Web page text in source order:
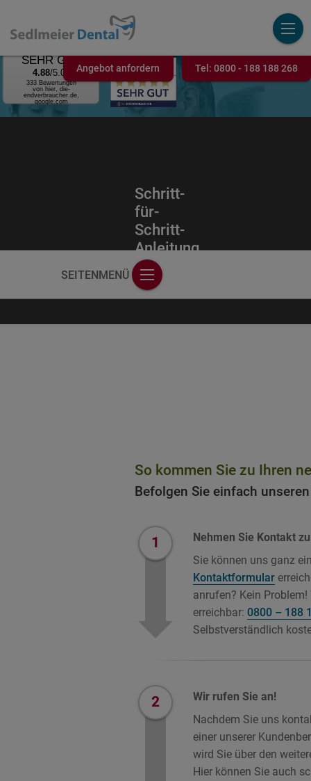
Angebot anfordern Tel: 0800 - 188 188 268
Schritt-
für-
Schritt-
Anleitung
Kundenbewertung
SEHR GUT
4.88/5.00
333 Bewertungen
von hier, die-
endverbraucher.de,
google.com
So kommen Sie zu Ihren
Befolgen Sie einfach
1
Nehmen Sie Kontakt
Sie können uns ganz
Kontaktformular
anrufen? Kein
erreichbar: 0800 – 188
Selbstverständlich
2
Wir rufen Sie an!
Nachdem Sie uns
einer unserer
wird Sie über den
Hier können Sie auch
SEITENMENÜ